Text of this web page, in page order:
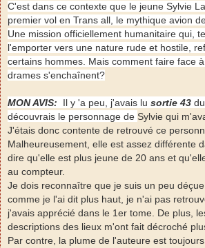
C'est dans ce contexte que le jeune Sylvie
premier vol en Trans all, le mythique avion
Une mission officiellement humanitaire qui,
l'emporter vers une nature rude et hostile,
certains hommes. Mais comment faire face
drames s'enchaînent?
MON AVIS: Il y 'a peu, j'avais lu sortie 43
découvrais le personnage de Sylvie qui
J'étais donc contente de retrouvé ce
Malheureusement, elle est assez différente
dire qu'elle est plus jeune de 20 ans et
au compteur.
Je dois reconnaître que je suis un peu
comme je l'ai dit plus haut, je n'ai pas
j'avais apprécié dans le 1er tome. De plus,
descriptions des lieux m'ont fait décroché
Par contre, la plume de l'auteure est